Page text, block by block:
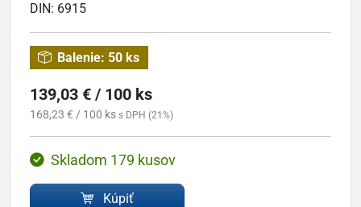
DIN: 6915
Balenie: 50 ks
139,03 € / 100 ks
168,23 € / 100 ks s DPH (21%)
Skladom 179 kusov
Kúpiť